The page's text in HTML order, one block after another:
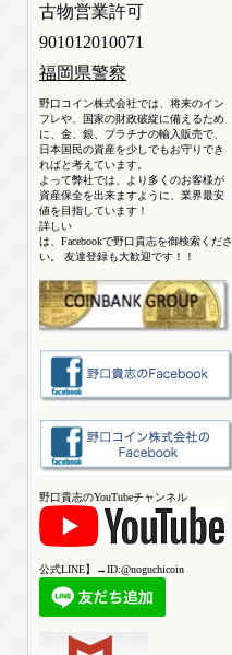
古物営業許可
901012010071
福岡県警察
野口コイン株式会社では、将来のイン
フレや、国家の財政破綻に備えるため
に、金、銀、プラチナの輸入販売で、
日本国民の資産を少しでもお守りでき
ればと考えています。
よって弊社では、より多くのお客様が
資産保全を出来ますように、業界最安
値を目指しています！
詳しい
は、Facebookで野口貴志を御検索くださ
い。 友達登録も大歓迎です！！
野口貴志のYouTubeチャンネル
公式LINE】→ID:@noguchicoin